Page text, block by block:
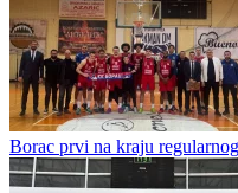
timu sa Pala je u drugoj ABA
Nova drama u Palama,